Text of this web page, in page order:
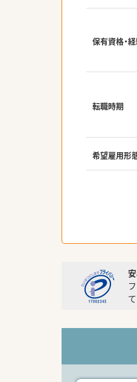
保有資格・
転職時期
希望雇用形